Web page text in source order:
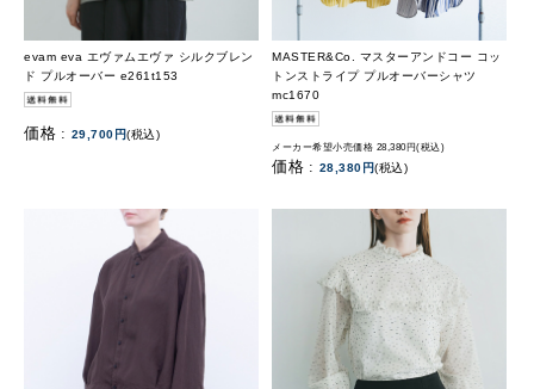
evam eva エヴァムエヴァ シルクブレン
ド プルオーバー e261t153
価格 : 29,700円(税込)
MASTER&Co. マスターアンドコー コッ
トンストライプ プルオーバーシャツ
mc1670
メーカー希望小売価格 28,380円(税込)
価格 : 28,380円(税込)